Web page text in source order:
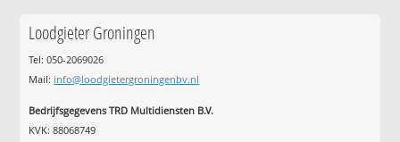
Loodgieter Groningen
Tel: 050-2069026
Mail: info@loodgietergroningenbv.nl
Bedrijfsgegevens TRD Multidiensten B.V.
KVK: 88068749